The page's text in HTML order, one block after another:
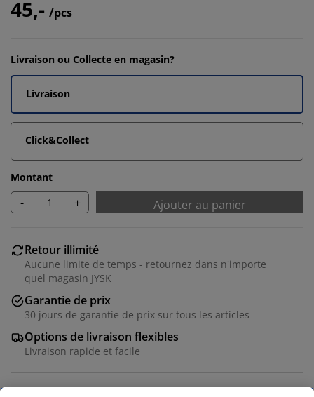
45,- /pcs
Livraison ou Collecte en magasin?
Livraison
Click&Collect
Montant
- + Ajouter au panier
Retour illimité
Aucune limite de temps - retournez dans n'importe
quel magasin JYSK
Garantie de prix
30 jours de garantie de prix sur tous les articles
Options de livraison flexibles
Livraison rapide et facile